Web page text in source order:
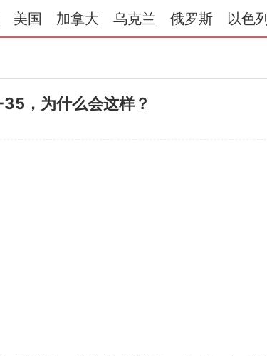
美国 加拿大 乌克兰 俄罗斯 以色列
，为什么会这样？